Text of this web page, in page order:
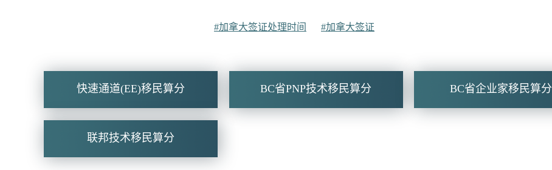
#加拿大签证处理时间 #加拿大签证
快速通道(EE)移民算分 BC省PNP技术移民算分 BC省企业家移民算分
联邦技术移民算分